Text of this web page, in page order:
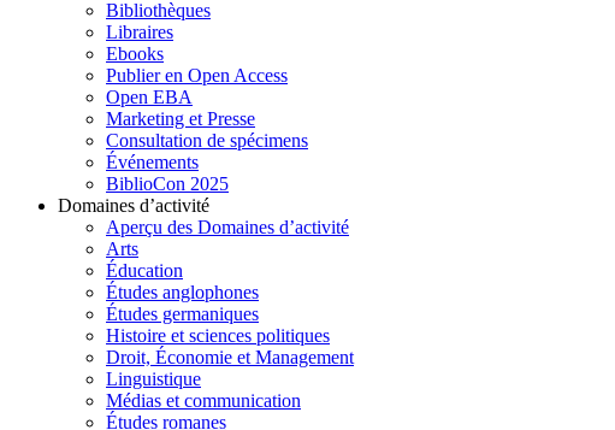
Bibliothèques
Libraires
Ebooks
Publier en Open Access
Open EBA
Marketing et Presse
Consultation de spécimens
Événements
BiblioCon 2025
Domaines d’activité
Aperçu des Domaines d’activité
Arts
Éducation
Études anglophones
Études germaniques
Histoire et sciences politiques
Droit, Économie et Management
Linguistique
Médias et communication
Études romanes